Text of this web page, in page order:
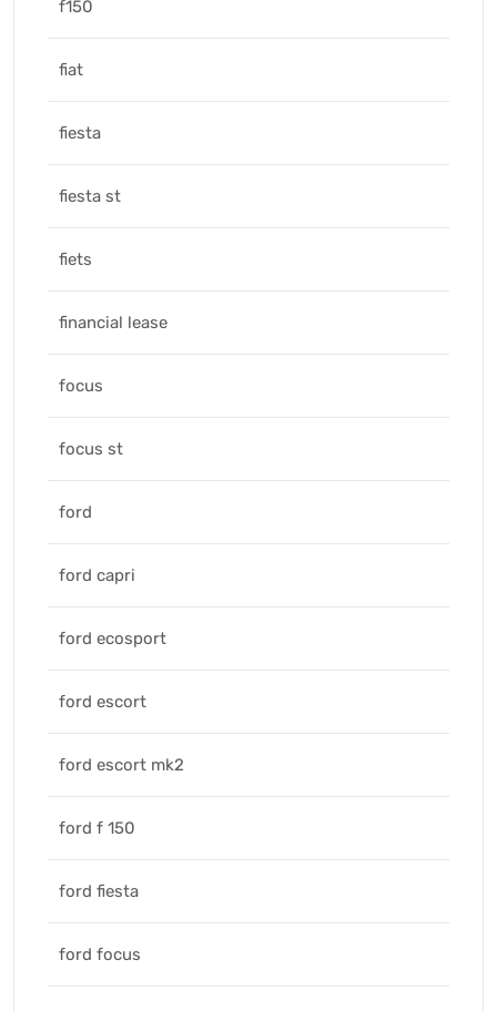
f150
fiat
fiesta
fiesta st
fiets
financial lease
focus
focus st
ford
ford capri
ford ecosport
ford escort
ford escort mk2
ford f 150
ford fiesta
ford focus